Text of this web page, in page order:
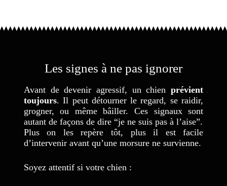
Les signes à ne pas ignorer
Avant de devenir agressif, un chienprévient
toujours. Il peut détourner le regard, se raidir,
grogner, ou même bâiller. Ces signaux sont
autant de façons de dire “je ne suis pas à l’aise”.
Plus on les repère tôt, plus il est facile
d’intervenir avant qu’une morsure ne survienne.
Soyez attentif si votre chien :